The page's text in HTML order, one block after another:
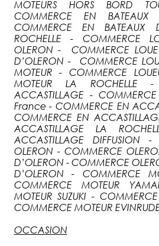
MOTEURS HORS BORD
COMMERCE EN
COMMERCE EN BATEAUX
ROCHELLE - COMMERCE
OLERON - COMMERCE
D’OLERON - COMMERCE
MOTEUR - COMMERCE
MOTEUR LA ROCHELLE
ACCASTILLAGE -
France - COMMERCE EN
COMMERCE EN
ACCASTILLAGE LA
ACCASTILLAGE
OLERON - COMMERCE
D’OLERON - COMMERCE
D’OLERON - COMMERCE
COMMERCE MOTEUR
MOTEUR SUZUKI -
COMMERCE MOTEUR
OCCASION